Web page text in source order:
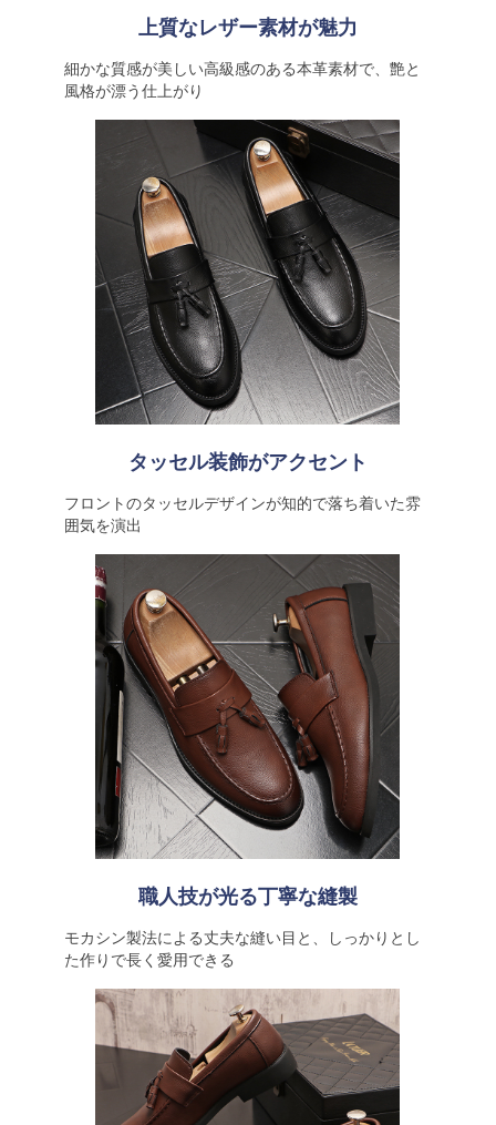
上質なレザー素材が魅力
細かな質感が美しい高級感のある本革素材で、艶と
風格が漂う仕上がり
タッセル装飾がアクセント
フロントのタッセルデザインが知的で落ち着いた雰
囲気を演出
職人技が光る丁寧な縫製
モカシン製法による丈夫な縫い目と、しっかりとし
た作りで長く愛用できる